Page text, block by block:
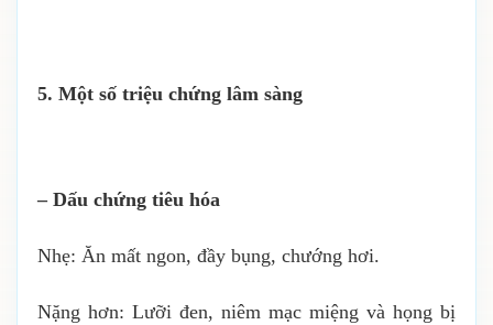
5. Một số triệu chứng lâm sàng
– Dấu chứng tiêu hóa
Nhẹ: Ăn mất ngon, đầy bụng, chướng hơi.
Nặng hơn: Lưỡi đen, niêm mạc miệng và họng bị